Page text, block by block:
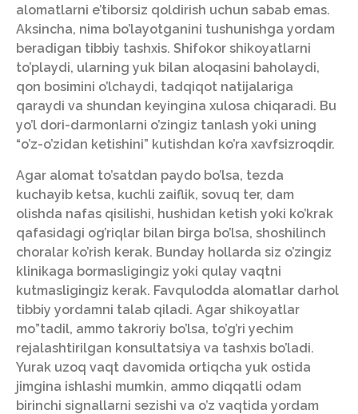
alomatlarni e’tiborsiz qoldirish uchun sabab emas.
Aksincha, nima bo’layotganini tushunishga yordam
beradigan tibbiy tashxis. Shifokor shikoyatlarni
to’playdi, ularning yuk bilan aloqasini baholaydi,
qon bosimini o’lchaydi, tadqiqot natijalariga
qaraydi va shundan keyingina xulosa chiqaradi. Bu
yo’l dori-darmonlarni o’zingiz tanlash yoki uning
“o’z-o’zidan ketishini” kutishdan ko’ra xavfsizroqdir.
Agar alomat to’satdan paydo bo’lsa, tezda
kuchayib ketsa, kuchli zaiflik, sovuq ter, dam
olishda nafas qisilishi, hushidan ketish yoki ko’krak
qafasidagi og’riqlar bilan birga bo’lsa, shoshilinch
choralar ko’rish kerak. Bunday hollarda siz o’zingiz
klinikaga bormasligingiz yoki qulay vaqtni
kutmasligingiz kerak. Favqulodda alomatlar darhol
tibbiy yordamni talab qiladi. Agar shikoyatlar
mo”tadil, ammo takroriy bo’lsa, to’g’ri yechim
rejalashtirilgan konsultatsiya va tashxis bo’ladi.
Yurak uzoq vaqt davomida ortiqcha yuk ostida
jimgina ishlashi mumkin, ammo diqqatli odam
birinchi signallarni sezishi va o’z vaqtida yordam